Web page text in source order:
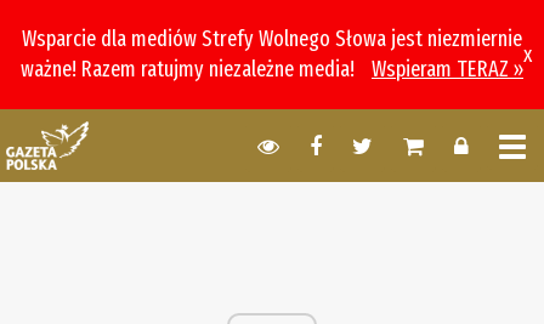
Wsparcie dla mediów Strefy Wolnego Słowa jest niezmiernie
ważne! Razem ratujmy niezależne media!
Wspieram TERAZ »
x